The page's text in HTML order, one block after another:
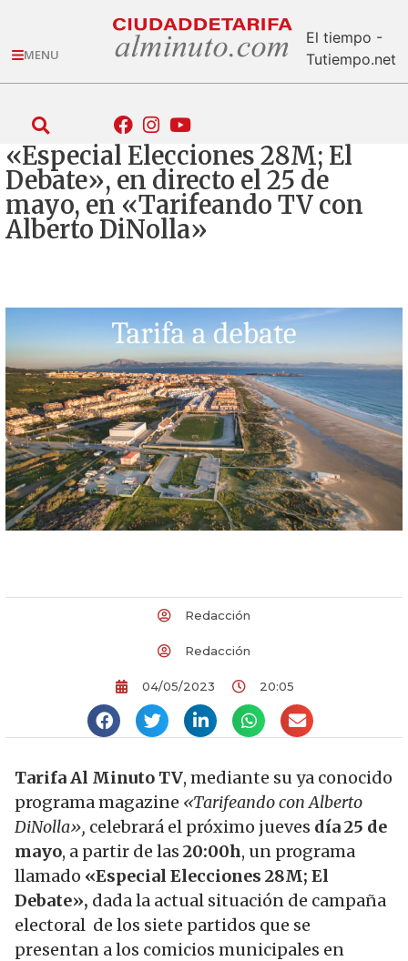
MENU
El tiempo -
Tutiempo.net
«Especial Elecciones 28M; El
Debate», en directo el 25 de
mayo, en «Tarifeando TV con
Alberto DiNolla»
Redacción
Redacción
04/05/2023 20:05
Tarifa Al Minuto TV, mediante su ya conocido
programa magazine «Tarifeando con Alberto
DiNolla», celebrará el próximo jueves día 25 de
mayo, a partir de las 20:00h, un programa
llamado «Especial Elecciones 28M; El
Debate», dada la actual situación de campaña
electoral de los siete partidos que se
presentan a los comicios municipales en